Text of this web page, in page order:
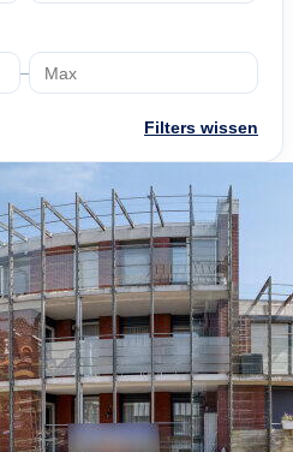
–
Filters wissen